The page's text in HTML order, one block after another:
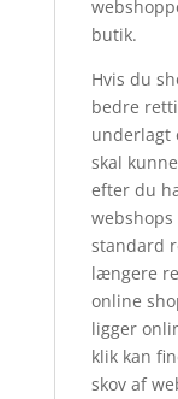
butik.
Hvis du
bedre
underlagt
skal
efter du
standard
længere
online
ligger
klik kan
skov af